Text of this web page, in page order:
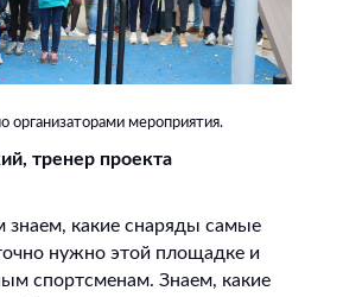
организаторами мероприятия.
тренер проекта
знаем, какие снаряды самые
нужно этой площадке и
спортсменам. Знаем, какие